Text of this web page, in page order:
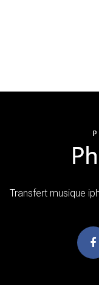
Transfert musique